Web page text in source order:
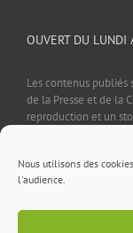
Nous utilisons des
l'audience.
OUVERT DU
Les contenus publiés
de la Presse et de la
reproduction et un